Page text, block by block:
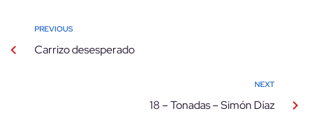
PREVIOUS
Carrizo desesperado
NEXT
18 – Tonadas – Simón Díaz